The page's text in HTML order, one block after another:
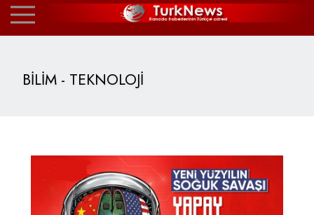
BİLİM - TEKNOLOJİ